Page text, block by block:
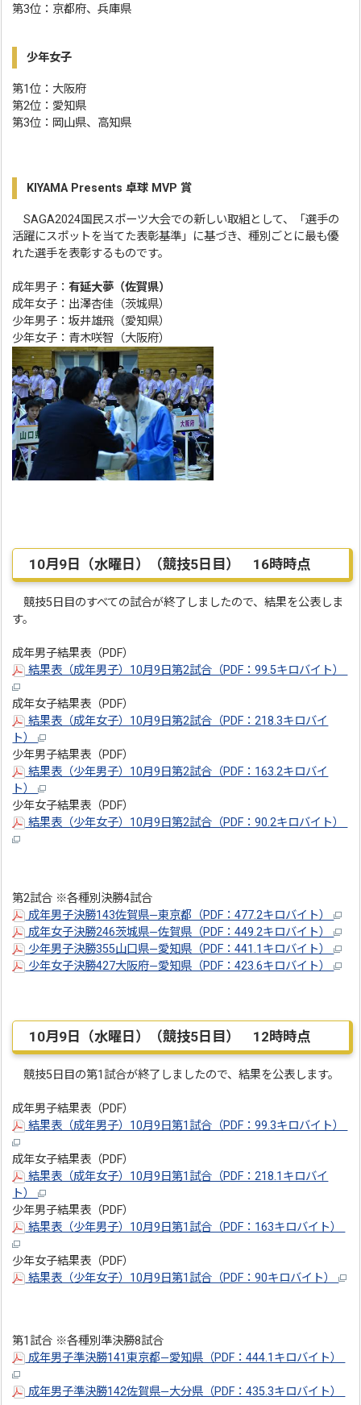
第3位：京都府、兵庫県
少年女子
第1位：大阪府
第2位：愛知県
第3位：岡山県、高知県
KIYAMA Presents 卓球 MVP 賞
SAGA2024国民スポーツ大会での新しい取組として、「選手の
活躍にスポットを当てた表彰基準」に基づき、種別ごとに最も優
れた選手を表彰するものです。
成年男子：有延大夢（佐賀県）
成年女子：出澤杏佳（茨城県）
少年男子：坂井雄飛（愛知県）
少年女子：青木咲智（大阪府）
10月9日（水曜日）（競技5日目） 16時時点
競技5日目のすべての試合が終了しましたので、結果を公表しま
す。
成年男子結果表（PDF）
結果表（成年男子）10月9日第2試合（PDF：99.5キロバイト）
成年女子結果表（PDF）
結果表（成年女子）10月9日第2試合（PDF：218.3キロバイ
ト）
少年男子結果表（PDF）
結果表（少年男子）10月9日第2試合（PDF：163.2キロバイ
ト）
少年女子結果表（PDF）
結果表（少年女子）10月9日第2試合（PDF：90.2キロバイト）
第2試合 ※各種別決勝4試合
成年男子決勝143佐賀県―東京都（PDF：477.2キロバイト）
成年女子決勝246茨城県―佐賀県（PDF：449.2キロバイト）
少年男子決勝355山口県―愛知県（PDF：441.1キロバイト）
少年女子決勝427大阪府―愛知県（PDF：423.6キロバイト）
10月9日（水曜日）（競技5日目） 12時時点
競技5日目の第1試合が終了しましたので、結果を公表します。
成年男子結果表（PDF）
結果表（成年男子）10月9日第1試合（PDF：99.3キロバイト）
成年女子結果表（PDF）
結果表（成年女子）10月9日第1試合（PDF：218.1キロバイ
ト）
少年男子結果表（PDF）
結果表（少年男子）10月9日第1試合（PDF：163キロバイト）
少年女子結果表（PDF）
結果表（少年女子）10月9日第1試合（PDF：90キロバイト）
第1試合 ※各種別準決勝8試合
成年男子準決勝141東京都―愛知県（PDF：444.1キロバイト）
成年男子準決勝142佐賀県―大分県（PDF：435.3キロバイト）